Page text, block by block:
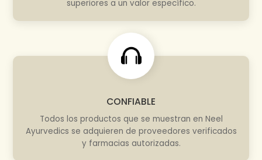
superiores a un valor específico.
CONFIABLE
Todos los productos que se muestran en Neel
Ayurvedics se adquieren de proveedores verificados
y farmacias autorizadas.